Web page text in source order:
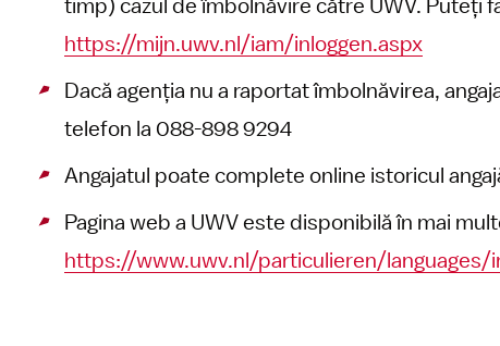
timp) cazul de îmbolnăvire către UWV. Puteți
https://mijn.uwv.nl/iam/inloggen.aspx
Dacă agenția nu a raportat îmbolnăvirea,
telefon la 088-898 9294
Angajatul poate complete online istoricul
Pagina web a UWV este disponibilă în mai
https://www.uwv.nl/particulieren/languages/